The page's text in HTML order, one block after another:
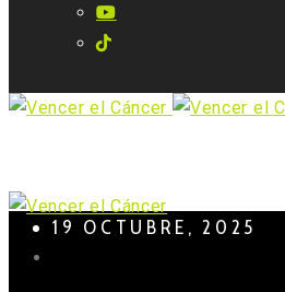
19 OCTUBRE, 2025